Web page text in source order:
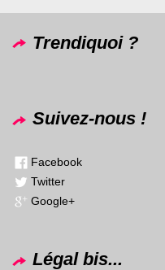
Trendiquoi ?
Suivez-nous !
Facebook
Twitter
Google+
Légal bis...